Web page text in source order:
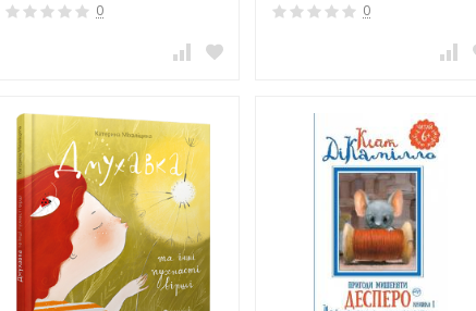
0 0